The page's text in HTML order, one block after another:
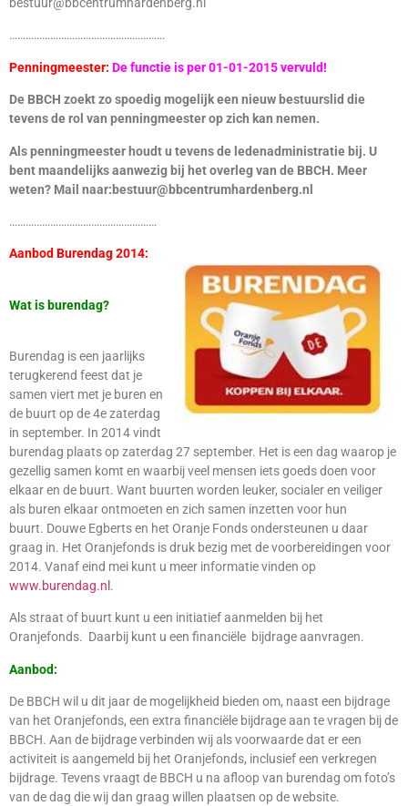
…………………………………………………
Penningmeester: De functie is per 01-01-2015 vervuld!
De BBCH zoekt zo spoedig mogelijk een nieuw bestuurslid die
tevens de rol van penningmeester op zich kan nemen.
Als penningmeester houdt u tevens de ledenadministratie bij. U
bent maandelijks aanwezig bij het overleg van de BBCH. Meer
weten? Mail naar:bestuur@bbcentrumhardenberg.nl
………………………………………………
Aanbod Burendag 2014:
Wat is burendag?
Burendag is een jaarlijks
terugkerend feest dat je
samen viert met je buren en
de buurt op de 4e zaterdag
in september. In 2014 vindt
burendag plaats op zaterdag 27 september. Het is een dag waarop je
gezellig samen komt en waarbij veel mensen iets goeds doen voor
elkaar en de buurt. Want buurten worden leuker, socialer en veiliger
als buren elkaar ontmoeten en zich samen inzetten voor hun
buurt. Douwe Egberts en het Oranje Fonds ondersteunen u daar
graag in. Het Oranjefonds is druk bezig met de voorbereidingen voor
2014. Vanaf eind mei kunt u meer informatie vinden op
www.burendag.nl .
Als straat of buurt kunt u een initiatief aanmelden bij het
Oranjefonds. Daarbij kunt u een financiële bijdrage aanvragen.
Aanbod:
De BBCH wil u dit jaar de mogelijkheid bieden om, naast een bijdrage
van het Oranjefonds, een extra financiële bijdrage aan te vragen bij de
BBCH. Aan de bijdrage verbinden wij als voorwaarde dat er een
activiteit is aangemeld bij het Oranjefonds, inclusief een verkregen
bijdrage. Tevens vraagt de BBCH u na afloop van burendag om foto’s
van de dag die wij dan graag willen plaatsen op de website.